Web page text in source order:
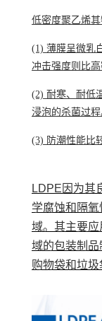
低密度聚乙烯其
(1) 薄膜呈微乳
冲击强度则比高
(2) 耐寒、耐低
浸泡的杀菌过程
(3) 防潮性能比
LDPE因为其
学腐蚀和隔
域。其主要
域的包装制品
购物袋和垃圾